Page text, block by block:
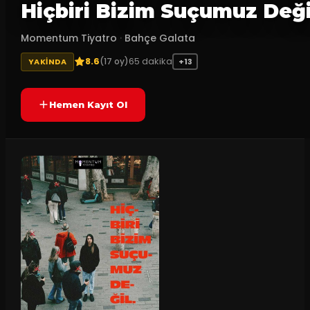
Hiçbiri Bizim Suçumuz
Momentum Tiyatro · Bahçe Galata
YAKINDA 8.6(17 oy)65 dakika +13
Hemen Kayıt Ol